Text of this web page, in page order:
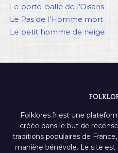
Le porte-balle de l’Oisans
Le Pas de l’Homme mort
Le petit homme de neige
Folklores.fr est une
créée dans le but de
traditions populaires de
manière bénévole. Le site